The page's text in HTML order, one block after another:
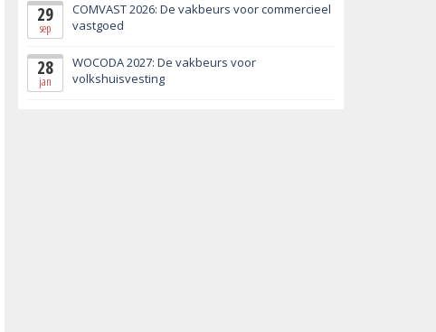
29
sep
COMVAST 2026: De vakbeurs voor commercieel
vastgoed
28
jan
WOCODA 2027: De vakbeurs voor
volkshuisvesting